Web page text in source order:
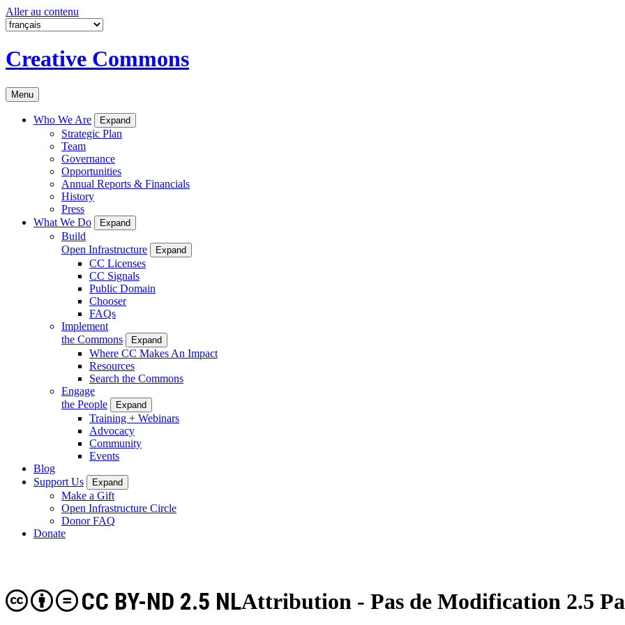
Aller au contenu
Creative Commons
Menu
Who We Are Expand
Strategic Plan
Team
Governance
Opportunities
Annual Reports & Financials
History
Press
What We Do
Expand
Build
Open Infrastructure
Expand
CC Licenses
CC Signals
Public Domain
Chooser
FAQs
Implement
the Commons
Expand
Where CC Makes An Impact
Resources
Search the Commons
Engage
the People
Expand
Training + Webinars
Advocacy
Community
Events
Blog
Support Us
Expand
Make a Gift
Open Infrastructure Circle
Donor FAQ
Donate
Attribution - Pas de Modification 2.5
CC BY-ND 2.5 NL